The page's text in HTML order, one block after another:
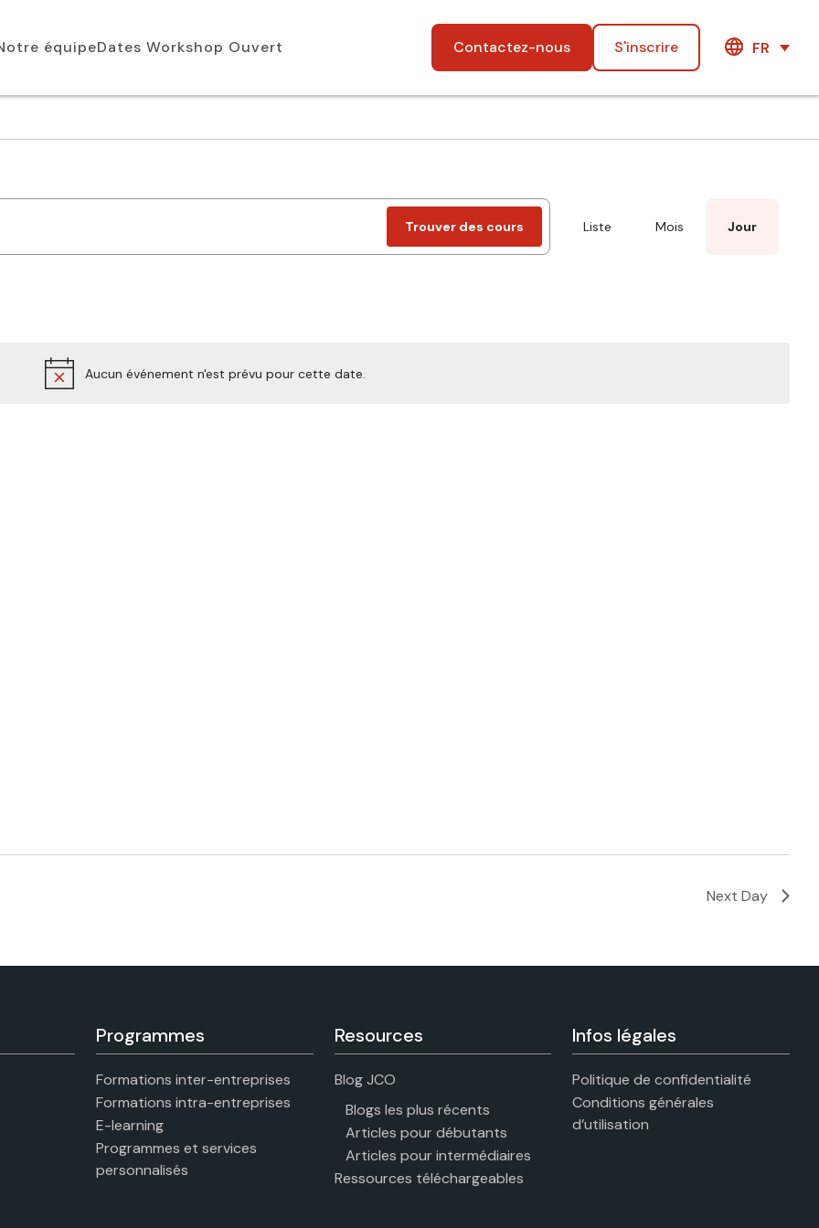
équipeDates Workshop Ouvert Contactez-nous S'inscrire FR
Aucun événement n'est prévu pour cette date.
Trouver des cours
Views
Liste Mois Jour
Next Day
Programmes
Formations inter-entreprises
Formations intra-entreprises
E-learning
Programmes et services
personnalisés
Resources
Blog JCO
Blogs les plus récents
Articles pour débutants
Articles pour intermédiaires
Ressources téléchargeables
Infos légales
Politique de confidentialité
Conditions générales
d’utilisation